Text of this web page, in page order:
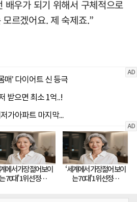
배우가 되기 위해서 구체적으로
르겠어요. 제 숙제죠.”